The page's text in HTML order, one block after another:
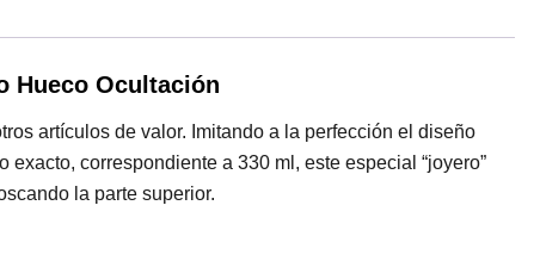
Hueco Ocultación
artículos de valor. Imitando a la perfección el diseño
correspondiente a 330 ml, este especial “joyero”
la parte superior.